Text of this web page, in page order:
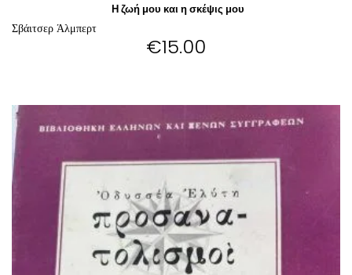
Η ζωή μου και η σκέψις μου
Σβάιτσερ Άλμπερτ
€15.00